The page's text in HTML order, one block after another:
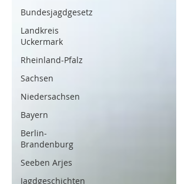
Bundesjagdgesetz
Landkreis
Uckermark
Rheinland-Pfalz
Sachsen
Niedersachsen
Bayern
Berlin-
Brandenburg
Seeben Arjes
Jagdgeschichten